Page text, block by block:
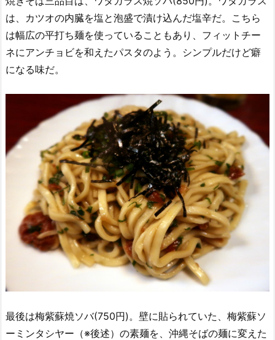
は、カツオの内臓を塩と泡盛で漬け込んだ塩辛だ。こちら
は幅広の平打ち麺を使っていることもあり、フィットチー
ネにアンチョビを和えたパスタのよう。シンプルだけど癖
になる味だ。
最後は梅紫蘇焼ソバ(750円)。壁に貼られていた、梅紫蘇ソ
ーミンタシヤー（※後述）の素麺を、沖縄そばの麺に変えた